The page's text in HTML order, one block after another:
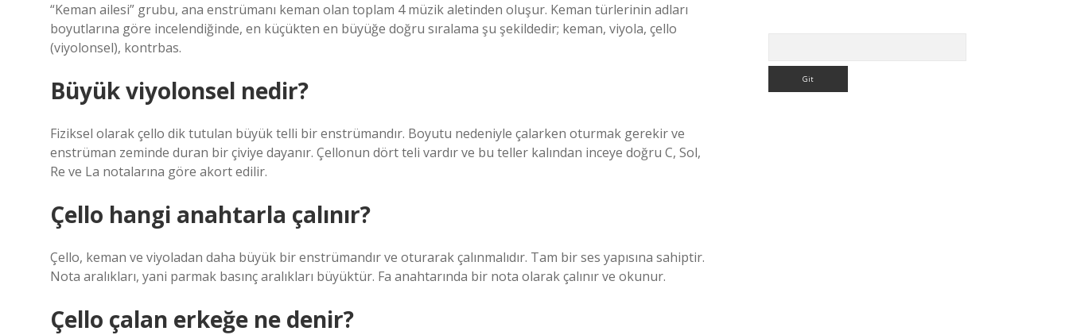
“Keman ailesi” grubu, ana enstrümanı keman olan toplam 4 müzik aletinden oluşur. Keman türlerinin adları
boyutlarına göre incelendiğinde, en küçükten en büyüğe doğru sıralama şu şekildedir; keman, viyola, çello
(viyolonsel), kontrbas.
Büyük viyolonsel nedir?
Fiziksel olarak çello dik tutulan büyük telli bir enstrümandır. Boyutu nedeniyle çalarken oturmak gerekir ve
enstrüman zeminde duran bir çiviye dayanır. Çellonun dört teli vardır ve bu teller kalından inceye doğru C, Sol,
Re ve La notalarına göre akort edilir.
Çello hangi anahtarla çalınır?
Çello, keman ve viyoladan daha büyük bir enstrümandır ve oturarak çalınmalıdır. Tam bir ses yapısına sahiptir.
Nota aralıkları, yani parmak basınç aralıkları büyüktür. Fa anahtarında bir nota olarak çalınır ve okunur.
Çello çalan erkeğe ne denir?